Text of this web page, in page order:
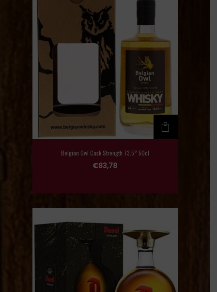
Belgian Owl Cask Strength 73.5° 50cl
€83,78